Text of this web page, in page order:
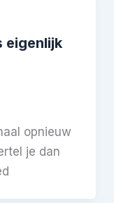
eigenlijk
opnieuw
je dan